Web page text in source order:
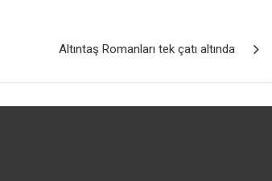
Altıntaş Romanları tek çatı altında